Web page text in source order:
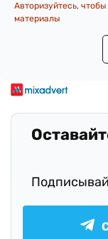
Авторизуйтесь,
материалы